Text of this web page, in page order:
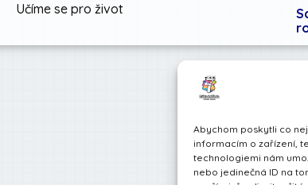
Abychom poskytli co
informacím o zařízení,
technologiemi nám
nebo jedinečná ID na
Učíme se pro život